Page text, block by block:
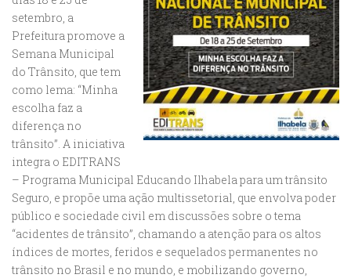
setembro, a
Prefeitura promove a
Semana Municipal
do Trânsito, que tem
como lema: “Minha
escolha faz a
diferença no
trânsito”. A iniciativa
integra o EDITRANS
– Programa Municipal Educando Ilhabela para um trânsito
Seguro, e propõe uma ação multissetorial, que envolva poder
público e sociedade civil em discussões sobre o tema
“acidentes de trânsito”, chamando a atenção para os altos
índices de mortes, feridos e sequelados permanentes no
trânsito no Brasil e no mundo, e mobilizando governo,